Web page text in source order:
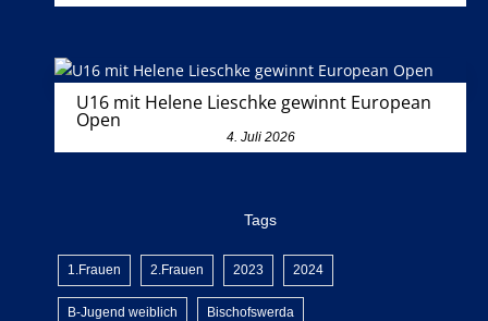
U16 mit Helene Lieschke gewinnt European
Open
4. Juli 2026
Tags
1.Frauen 2.Frauen 2023 2024
B-Jugend weiblich Bischofswerda